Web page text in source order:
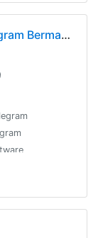
Berbagi Link Grup dan Channel telegram Bermanfaat